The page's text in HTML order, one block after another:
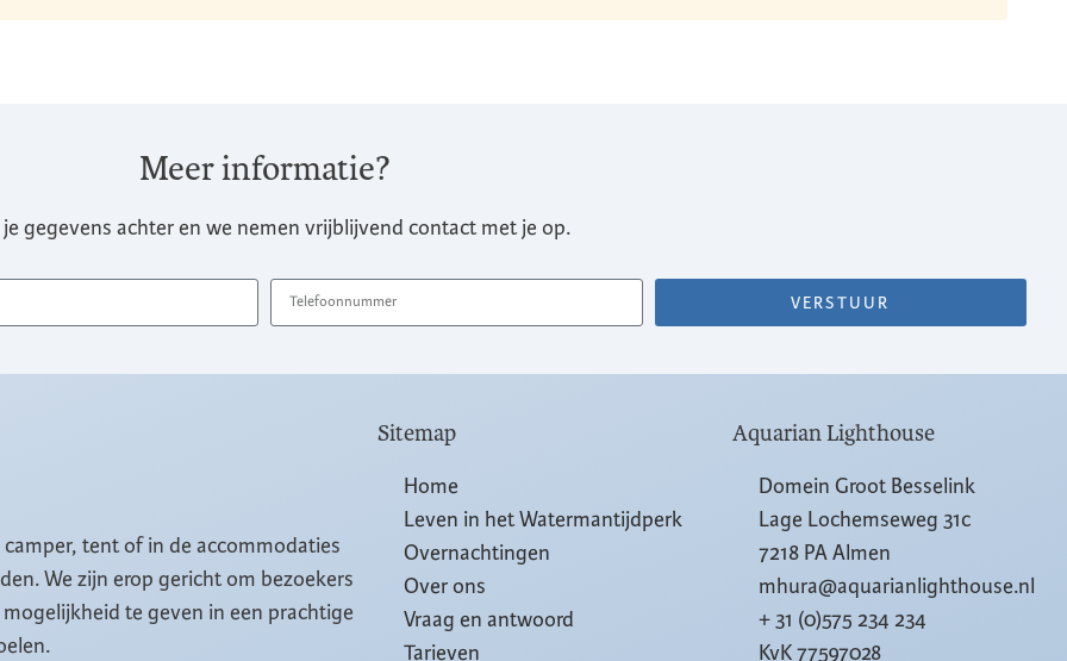
Meer informatie?
gegevens achter en we nemen vrijblijvend contact met je op.
VERSTUUR
tent of in de accommodaties
We zijn erop gericht om bezoekers
te geven in een prachtige
Sitemap
Home
Leven in het Watermantijdperk
Overnachtingen
Over ons
Vraag en antwoord
Tarieven
Aquarian Lighthouse
Domein Groot Besselink
Lage Lochemseweg 31c
7218 PA Almen
mhura@aquarianlighthouse.nl
+ 31 (0)575 234 234
KvK 77597028